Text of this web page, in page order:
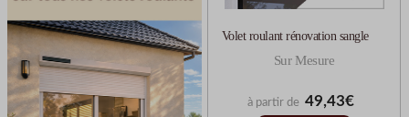
Volet roulant rénovation sangle
Sur Mesure
à partir de 49,43€